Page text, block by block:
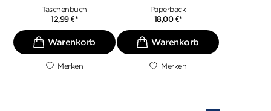
Taschenbuch
12,99€*
Merken
Paperback
18,00 €*
Merken